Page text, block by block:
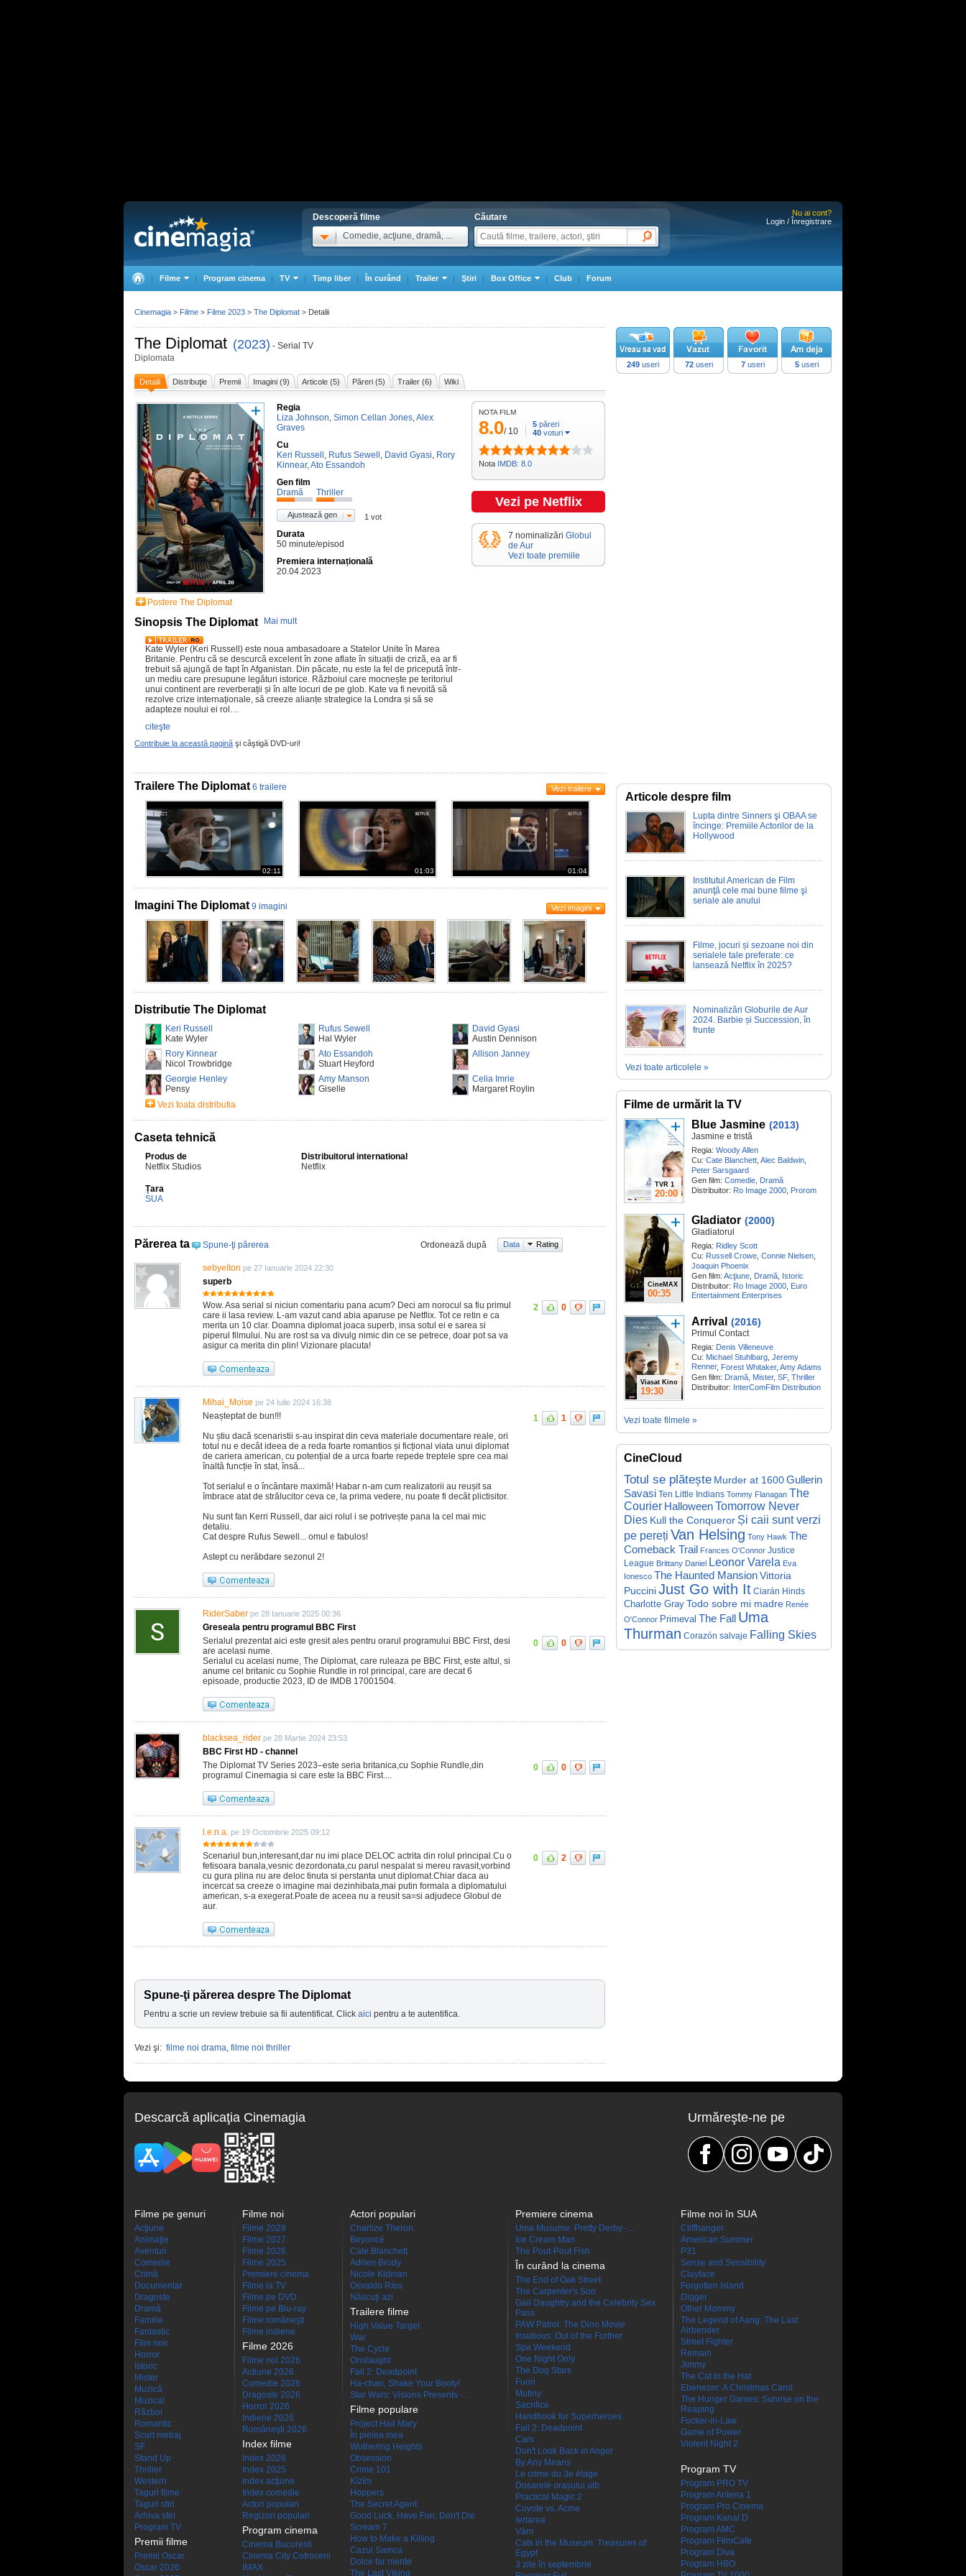
Descoperă filme
Comedie, acţiune, dramă, ...
Căutare
Nu ai cont?
Login / Înregistrare
Filme Program cinema TV Timp liber În curând Trailer Ştiri Box Office Club Forum
The Diplomat (2023) - Serial TV
Diplomata
Detalii Distribuţie Premii Imagini (9) Articole (5) Păreri (5) Trailer (6) Wiki
Postere The Diplomat
Regia
Liza Johnson, Simon Cellan Jones,Alex
Graves
Cu
Keri Russell , Rufus Sewell , David Gyasi, Rory
Kinnear,Ato Essandoh
Gen film
Dramă
Thriller
Ajustează gen 1 vot
Durata
50 minute/episod
Premiera internațională
20.04.2023
Sinopsis The Diplomat Mai mult
Kate Wyler (Keri Russell) este noua ambasadoare a Statelor Unite în Marea
Britanie. Pentru că se descurcă excelent în zone aflate în situații de criză, ea ar fi
trebuit să ajungă de fapt în Afganistan. Din păcate, nu este la fel de pricepută într-
un mediu care presupune legături istorice. Războiul care mocnește pe teritoriul
unui continent are reverberații și în alte locuri de pe glob. Kate va fi nevoită să
rezolve crize internaționale, să creeze alianțe strategice la Londra și să se
adapteze noului ei rol…
citeşte
Contribuie la această pagină şi câştigă DVD-uri!
NOTA FILM
8.0/ 10
5 păreri
40 voturi
Nota IMDB: 8.0
Vezi pe Netflix
7 nominalizări Globul
de Aur
Vezi toate premiile
249 useri 72useri 7useri 5useri
Trailere The Diplomat 6 trailere Vezi trailere
02:11 01:03 01:04
Imagini The Diplomat 9 imagini Vezi imagini
Distributie The Diplomat
Keri Russell
Kate Wyler
Rufus Sewell
Hal Wyler
David Gyasi
Austin Dennison
Rory Kinnear
Nicol Trowbridge
Ato Essandoh
Stuart Heyford
Allison Janney
Georgie Henley
Pensy
Amy Manson
Giselle
Celia Imrie
Margaret Roylin
Vezi toata distributia
Caseta tehnică
Produs de
Netflix Studios
Distribuitorul international
Netflix
Țara
SUA
Părerea ta Spune-ţi părerea Ordonează după Data Rating
sebyelton pe 27 Ianuarie 2024 22:30
superb
Wow. Asa serial si niciun comentariu pana acum? Deci am norocul sa fiu primul
care ii lasa review. L-am vazut cand abia aparuse pe Netflix. Tot ce retin e ca
merita un 10 clar. Doamna diplomat joaca superb, insa sotul ei e sarea si
piperul filmului. Nu are rost sa va divulg nimic din ce se petrece, doar pot sa va
asigur ca merita din plin! Vizionare placuta!
2 0
Mihai_Moise pe 24 Iulie 2024 16:38
Neașteptat de bun!!!
Nu știu dacă scenaristii s-au inspirat din ceva materiale documentare reale, ori
totul nu e decât ideea de a reda foarte romantios și ficțional viata unui diplomat
de cariera american, cu potențial de a urca foarte repede treptele spre cea mai
înaltă funcție în stat, însă...
Tot serialul e o încântare maximă! Habar n-am cum realizatorii au reușit sa
îmbrace atat de strălucitor ceva ce, la prima vedere, nu poate fi decât plictisitor.
Nu sunt fan Kerri Russell, dar aici rolul i se potrivește pana la cel mai mic
detaliu.
Cat despre Rufus Sewell... omul e fabulos!
Astept cu nerăbdare sezonul 2!
1 1
RiderSaber pe 28 Ianuarie 2025 00:36
Greseala pentru programul BBC First
Serialul prezentat aici este gresit ales pentru orarul programului BBC First, desi
are acelasi nume.
Serialul cu acelasi nume, The Diplomat, care ruleaza pe BBC First, este altul, si
anume cel britanic cu Sophie Rundle in rol principal, care are decat 6
episoade, productie 2023, ID de IMDB 17001504.
0 0
blacksea_rider pe 28 Martie 2024 23:53
BBC First HD - channel
The Diplomat TV Series 2023–este seria britanica,cu Sophie Rundle,din
programul Cinemagia si care este la BBC First....
0 0
l.e.n.a. pe 19 Octombrie 2025 09:12
Scenariul bun,interesant,dar nu imi place DELOC actrita din rolul principal.Cu o
fetisoara banala,vesnic dezordonata,cu parul nespalat si mereu ravasit,vorbind
cu gura plina nu are deloc tinuta si perstanta unut diplomat.Chiar daca au
incercat sa creeze o imagine mai dezinhibata,mai putin formala a diplomatului
american, s-a exegerat.Poate de aceea nu a reusit sa=si adjudece Globul de
aur.
0 2
Spune-ţi părerea despre The Diplomat
Pentru a scrie un review trebuie sa fii autentificat. Click aici pentru a te autentifica.
Vezi şi: filme noi drama, filme noi thriller
Articole despre film
Lupta dintre Sinners şi OBAA se
încinge: Premiile Actorilor de la
Hollywood
Institutul American de Film
anunţă cele mai bune filme şi
seriale ale anului
Filme, jocuri și sezoane noi din
serialele tale preferate: ce
lansează Netflix în 2025?
Nominalizări Globurile de Aur
2024. Barbie și Succession, în
frunte
Vezi toate articolele »
Filme de urmărit la TV
TVR 1
20:00
Blue Jasmine (2013)
Jasmine e tristă
Regia: Woody Allen
Cu: Cate Blanchett Alec Baldwin
Peter Sarsgaard
Gen film: Comedie Dramă
Distribuitor: Ro Image 2000 Prorom
CineMAX
00:35
Gladiator (2000)
Gladiatorul
Regia: Ridley Scott
Cu: Russell Crowe Connie Nielsen
Joaquin Phoenix
Gen film: Acţiune Dramă Istoric
Distribuitor: Ro Image 2000 Euro
Entertainment Enterprises
Viasat Kino
19:30
Arrival (2016)
Primul Contact
Regia: Denis Villeneuve
Cu: Michael Stuhlbarg Jeremy
Renner, Forest Whitaker, Amy Adams
Gen film: Dramă Mister, SF, Thriller
Distribuitor: InterComFilm Distribution
Vezi toate filmele »
CineCloud
Totul se plătește Murder at 1600Gullerin
Savasi Ten Little Indians Tommy Flanagan The
Courier HalloweenTomorrow Never
Dies Kull the Conqueror Și caii sunt verzi
pe pereți Van Helsing Tony Hawk The
Comeback Trail Frances O'Connor Justice
League Brittany Daniel Leonor Varela Eva
Ionesco The Haunted MansionVittoria
PucciniJust Go with It Ciarán Hinds
Charlotte Gray Todo sobre mi madre Renée
O'Connor Primeval The Fall Uma
Thurman Corazón salvaje Falling Skies
Cinemagia > Filme > Filme 2023 > The Diplomat > Detalii
Descarcă aplicaţia Cinemagia Urmăreşte-ne pe
Filme pe genuri
Acţiune
Animaţie
Aventuri
Comedie
Crimă
Documentar
Dragoste
Dramă
Familie
Fantastic
Film noir
Horror
Istoric
Mister
Muzică
Muzical
Război
Romantic
Scurt metraj
SF
Stand Up
Thriller
Western
Taguri filme
Taguri stiri
Arhiva stiri
Program TV
Premii filme
Premii Oscar
Oscar 2026
Filme noi
Filme 2028
Filme 2027
Filme 2026
Filme 2025
Premiere cinema
Filme la TV
Filme pe DVD
Filme pe Blu-ray
Filme româneşti
Filme indiene
Filme 2026
Filme noi 2026
Actiune 2026
Comedie 2026
Dragoste 2026
Horror 2026
Indiene 2026
Româneşti 2026
Index filme
Index 2026
Index 2025
Index acţiune
Index comedie
Actori populari
Regizori populari
Program cinema
Cinema Bucuresti
Cinema City Cotroceni
IMAX
Actori populari
Charlize Theron
Beyoncé
Cate Blanchett
Adrien Brody
Nicole Kidman
Osvaldo Ríos
Născuţi azi
Trailere filme
High Value Target
War
The Cycle
Onslaught
Fall 2: Deadpoint
Ha-chan, Shake Your Booty!
Star Wars: Visions Presents -...
Filme populare
Project Hail Mary
În pielea mea
Wuthering Heights
Obsession
Crime 101
Kîzîm
Hoppers
The Secret Agent
Good Luck, Have Fun, Don't Die
Scream 7
How to Make a Killing
Cazul Samca
Dolce far niente
The Last Viking
Premiere cinema
Uma Musume: Pretty Derby -...
Ice Cream Man
The Pout-Pout Fish
În curând la cinema
The End of Oak Street
The Carpenter's Son
Gail Daughtry and the Celebrity Sex
Pass
PAW Patrol: The Dino Movie
Insidious: Out of the Further
Spa Weekend
One Night Only
The Dog Stars
Fuori
Mutiny
Sacrifice
Handbook for Superheroes
Fall 2: Deadpoint
Cars
Don't Look Back in Anger
By Any Means
Le crime du 3e étage
Dosarele orașului alb
Practical Magic 2
Coyote vs. Acme
Iertarea
Värn
Cats in the Museum: Treasures of
Egypt
3 zile în septembrie
Filme noi în SUA
Cliffhanger
American Summer
P31
Sense and Sensibility
Clayface
Forgotten Island
Digger
Other Mommy
The Legend of Aang: The Last
Airbender
Street Fighter
Remain
Jimmy
The Cat in the Hat
Ebenezer: A Christmas Carol
The Hunger Games: Sunrise on the
Reaping
Focker-in-Law
Game of Power
Violent Night 2
Program TV
Program PRO TV
Program Antena 1
Program Pro Cinema
Program Kanal D
Program AMC
Program FilmCafe
Program Diva
Program HBO